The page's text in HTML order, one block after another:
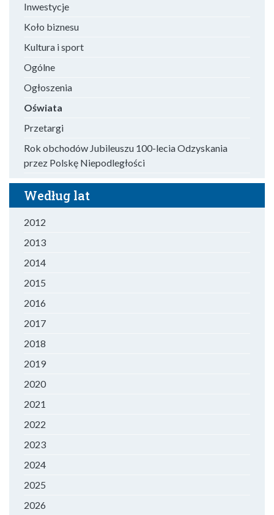
Inwestycje
Koło biznesu
Kultura i sport
Ogólne
Ogłoszenia
Oświata
Przetargi
Rok obchodów Jubileuszu 100-lecia Odzyskania
przez Polskę Niepodległości
Według lat
2012
2013
2014
2015
2016
2017
2018
2019
2020
2021
2022
2023
2024
2025
2026